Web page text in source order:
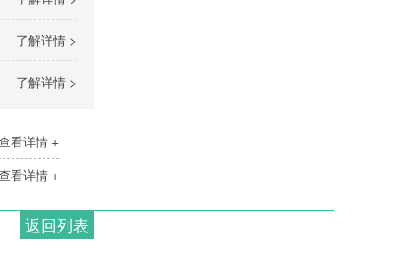
了解详情 >
了解详情 >
看详情 +
看详情 +
返回列表